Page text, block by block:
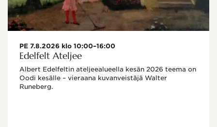
PE 7.8.2026 klo 10:00–16:00
Edelfelt Ateljee
Albert Edelfeltin ateljeealueella kesän 2026 teema on
Oodi kesälle – vieraana kuvanveistäjä Walter